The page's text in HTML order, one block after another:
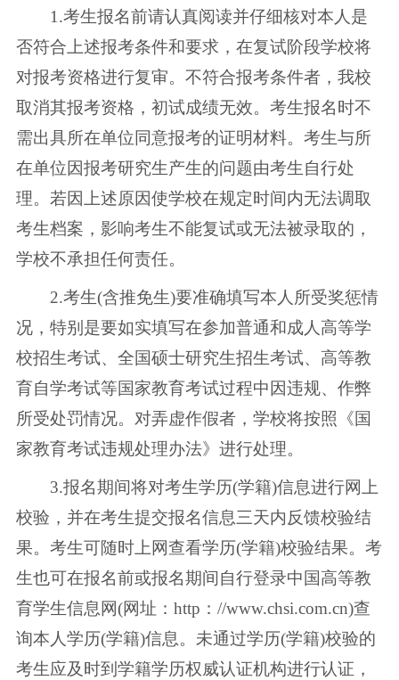
1.考生报名前请认真阅读并仔细核对本人是
否符合上述报考条件和要求，在复试阶段学校将
对报考资格进行复审。不符合报考条件者，我校
取消其报考资格，初试成绩无效。考生报名时不
需出具所在单位同意报考的证明材料。考生与所
在单位因报考研究生产生的问题由考生自行处
理。若因上述原因使学校在规定时间内无法调取
考生档案，影响考生不能复试或无法被录取的，
学校不承担任何责任。
2.考生(含推免生)要准确填写本人所受奖惩情
况，特别是要如实填写在参加普通和成人高等学
校招生考试、全国硕士研究生招生考试、高等教
育自学考试等国家教育考试过程中因违规、作弊
所受处罚情况。对弄虚作假者，学校将按照《国
家教育考试违规处理办法》进行处理。
3.报名期间将对考生学历(学籍)信息进行网上
校验，并在考生提交报名信息三天内反馈校验结
果。考生可随时上网查看学历(学籍)校验结果。考
生也可在报名前或报名期间自行登录中国高等教
育学生信息网(网址：http：//www.chsi.com.cn)查
询本人学历(学籍)信息。未通过学历(学籍)校验的
考生应及时到学籍学历权威认证机构进行认证，